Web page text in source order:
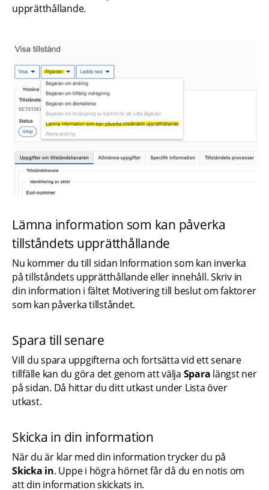
upprätthållande.
Lämna information som kan påverka
tillståndets upprätthållande
Nu kommer du till sidan Information som kan inverka
på tillståndets upprätthållande eller innehåll. Skriv in
din information i fältet Motivering till beslut om faktorer
som kan påverka tillståndet.
Spara till senare
Vill du spara uppgifterna och fortsätta vid ett senare
tillfälle kan du göra det genom att välja Spara längst ner
på sidan. Då hittar du ditt utkast under Lista över
utkast.
Skicka in din information
Skicka in. Uppe i högra hörnet får då du en notis om
att din information skickats in.